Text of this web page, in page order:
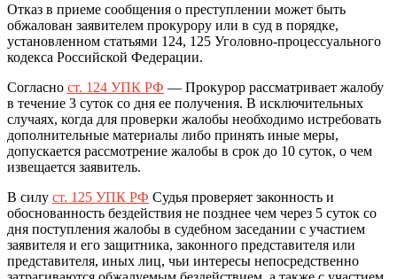
Отказ в приеме сообщения о преступлении может быть
обжалован заявителем прокурору или в суд в порядке,
установленном статьями 124, 125 Уголовно-процессуального
кодекса Российской Федерации.
Согласно ст. 124 УПК РФ — Прокурор рассматривает жалобу
в течение 3 суток со дня ее получения. В исключительных
случаях, когда для проверки жалобы необходимо истребовать
дополнительные материалы либо принять иные меры,
допускается рассмотрение жалобы в срок до 10 суток, о чем
извещается заявитель.
В силу ст. 125 УПК РФ Судья проверяет законность и
обоснованность бездействия не позднее чем через 5 суток со
дня поступления жалобы в судебном заседании с участием
заявителя и его защитника, законного представителя или
представителя, иных лиц, чьи интересы непосредственно